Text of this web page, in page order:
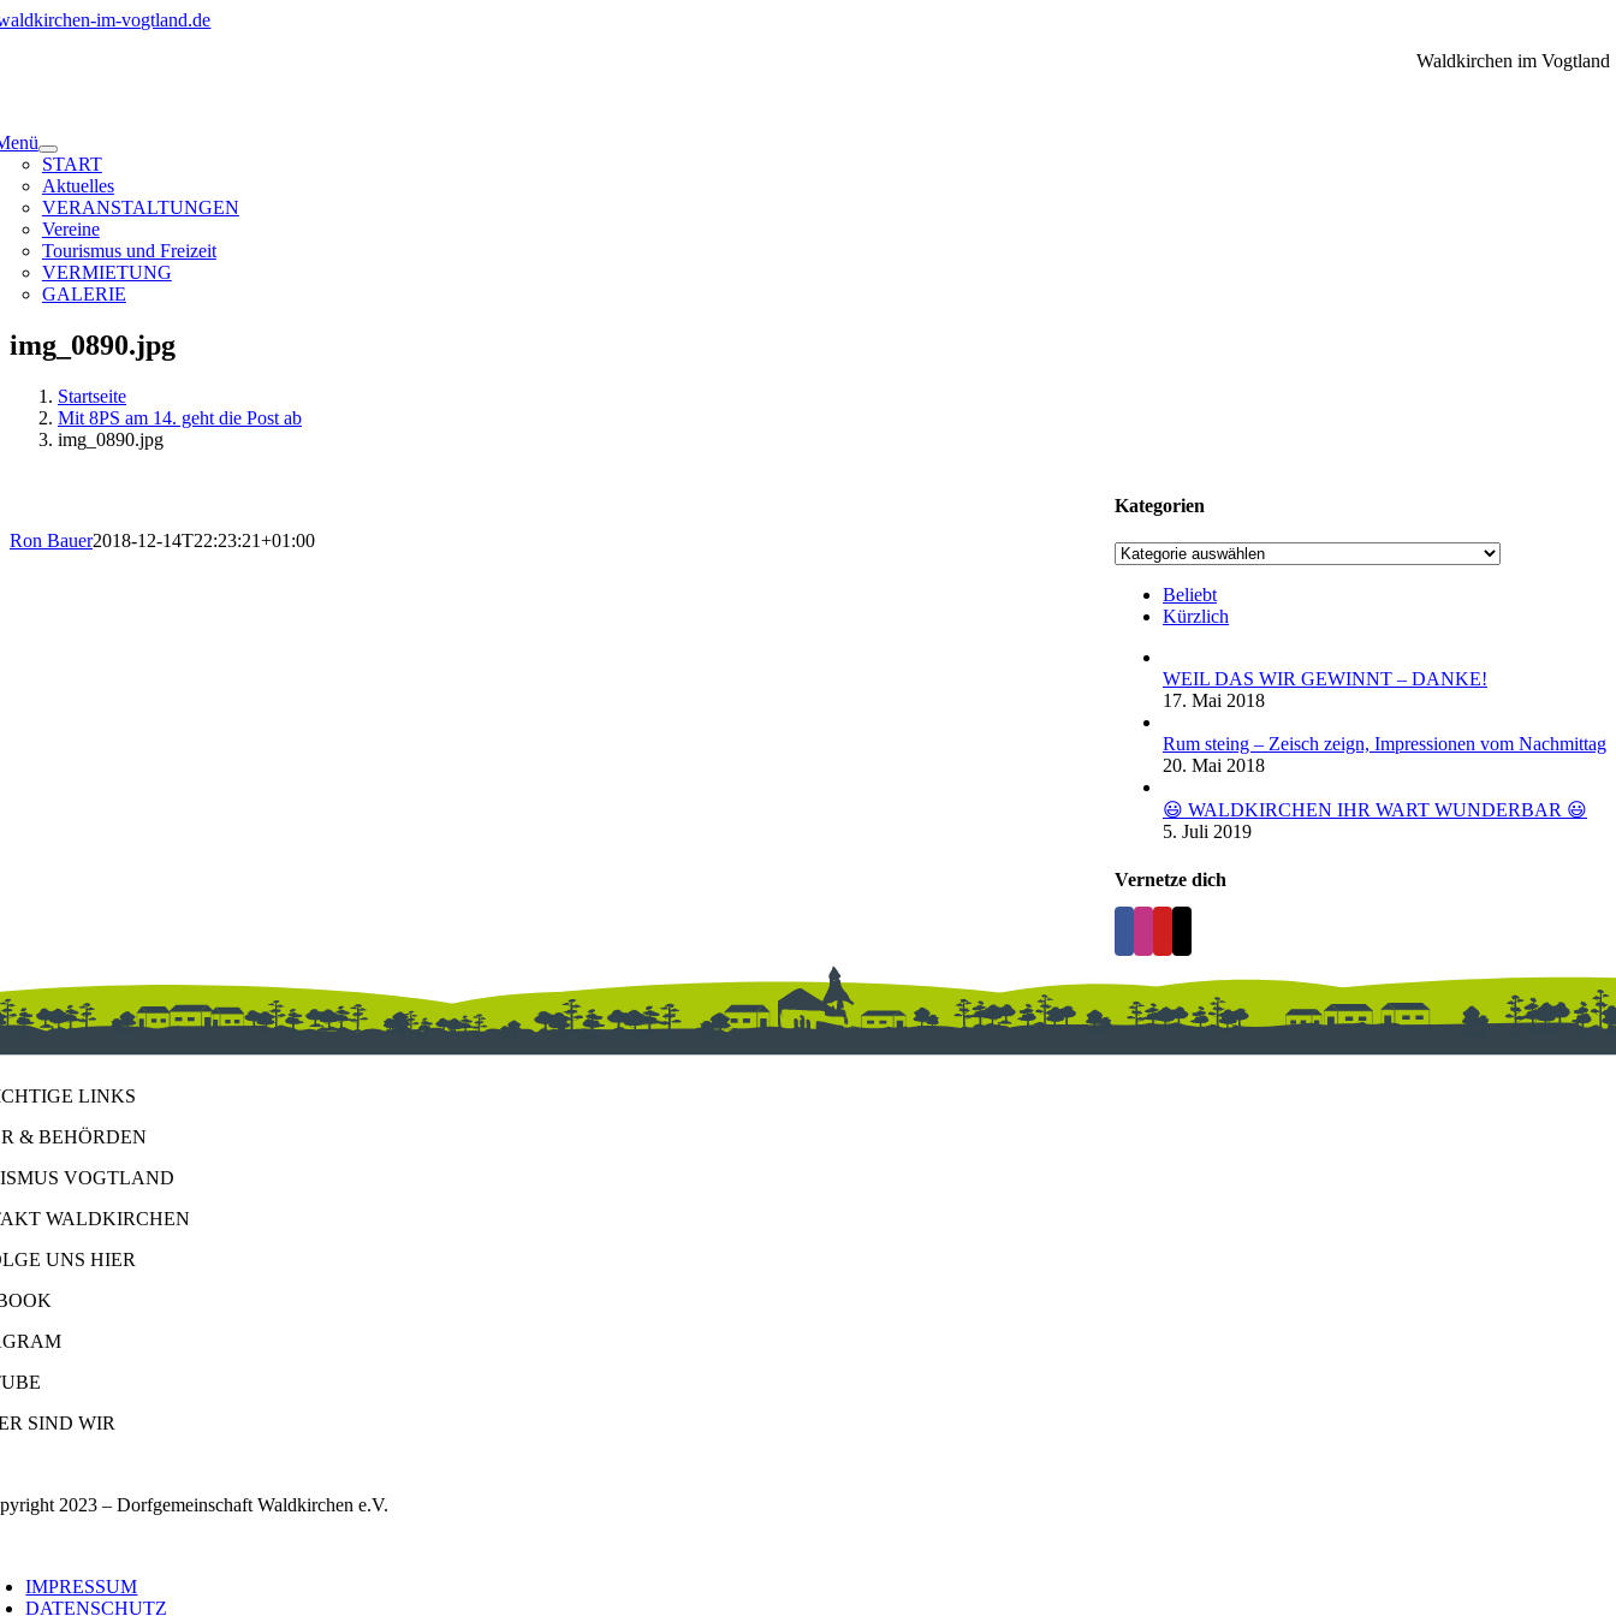
Zum
Waldkirchen im Vogtland
START
Aktuelles
VERANSTALTUNGEN
Vereine
Tourismus und Freizeit
VERMIETUNG
GALERIE
img_0890.jpg
Startseite
Mit 8PS am 14. geht die Post ab
img_0890.jpg
Ron Bauer2018-12-14T22:23:21+01:00
Kategorien
Kategorien
Beliebt
Kürzlich
WEIL DAS WIR GEWINNT – DANKE!
17. Mai 2018
Rum steing – Zeisch zeign, Impressionen vom Nachmittag
20. Mai 2018
😃 WALDKIRCHEN IHR WART WUNDERBAR 😃
5. Juli 2019
Vernetze dich
LINKS
& BEHÖRDEN
VOGTLAND
WALDKIRCHEN
UNS HIER
SIND WIR
2023 – Dorfgemeinschaft Waldkirchen e.V.
IMPRESSUM
DATENSCHUTZ